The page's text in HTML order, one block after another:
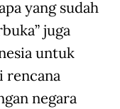
yang sudah
juga
untuk
rencana
negara